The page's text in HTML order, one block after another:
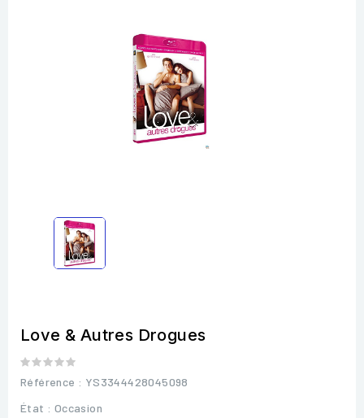
Love & Autres Drogues
Référence : YS3344428045098
État : Occasion